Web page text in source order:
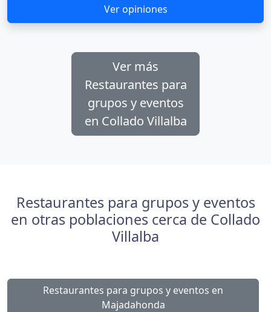
Ver opiniones
Ver más
Restaurantes para
grupos y eventos
en Collado Villalba
Restaurantes para grupos y eventos
en otras poblaciones cerca de Collado
Villalba
Restaurantes para grupos y eventos en
Majadahonda